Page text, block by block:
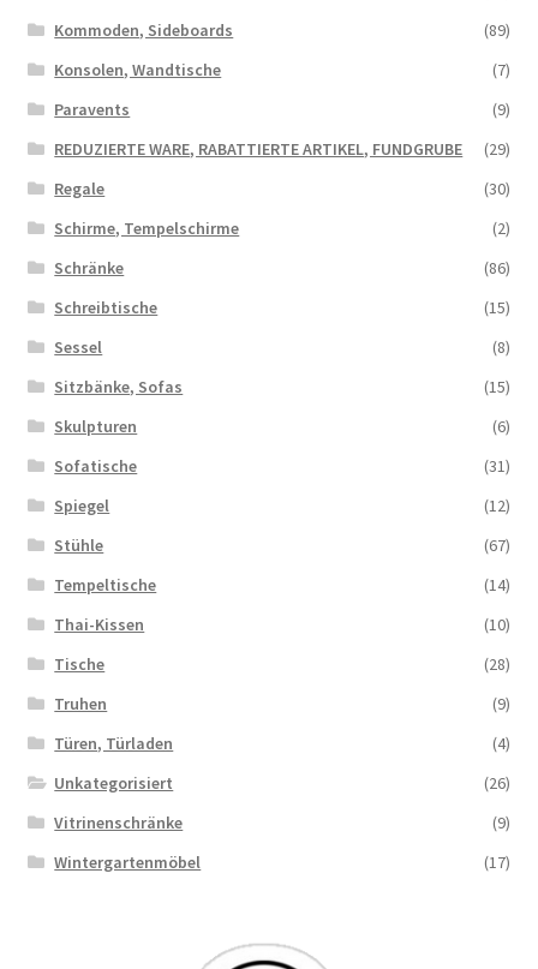
Kommoden, Sideboards
(89)
Konsolen, Wandtische
(7)
Paravents
(9)
REDUZIERTE WARE, RABATTIERTE ARTIKEL, FUNDGRUBE
(29)
Regale
(30)
Schirme, Tempelschirme
(2)
Schränke
(86)
Schreibtische
(15)
Sessel
(8)
Sitzbänke, Sofas
(15)
Skulpturen
(6)
Sofatische
(31)
Spiegel
(12)
Stühle
(67)
Tempeltische
(14)
Thai-Kissen
(10)
Tische
(28)
Truhen
(9)
Türen, Türladen
(4)
Unkategorisiert
(26)
Vitrinenschränke
(9)
Wintergartenmöbel
(17)